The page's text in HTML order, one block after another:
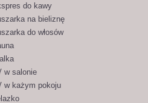
do kawy
na bieliznę
do włosów
w salonie
w każym pokoju